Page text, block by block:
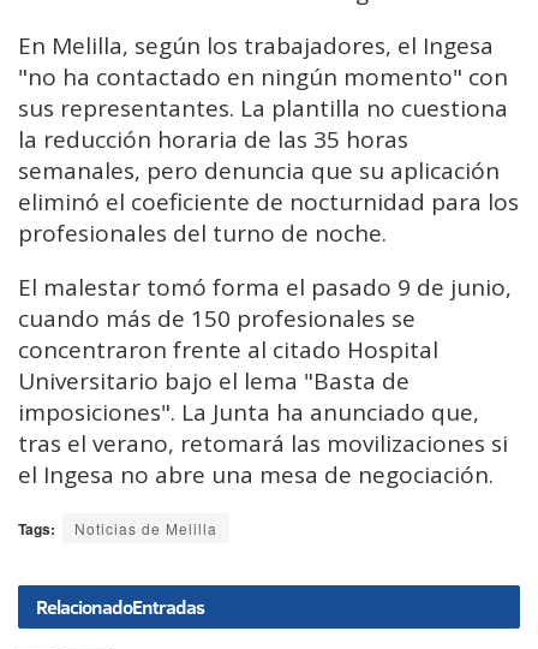
En Melilla, según los trabajadores, el Ingesa
"no ha contactado en ningún momento" con
sus representantes. La plantilla no cuestiona
la reducción horaria de las 35 horas
semanales, pero denuncia que su aplicación
eliminó el coeficiente de nocturnidad para los
profesionales del turno de noche.
El malestar tomó forma el pasado 9 de junio,
cuando más de 150 profesionales se
concentraron frente al citado Hospital
Universitario bajo el lema "Basta de
imposiciones". La Junta ha anunciado que,
tras el verano, retomará las movilizaciones si
el Ingesa no abre una mesa de negociación.
Tags: Noticias de Melilla
RelacionadoEntradas